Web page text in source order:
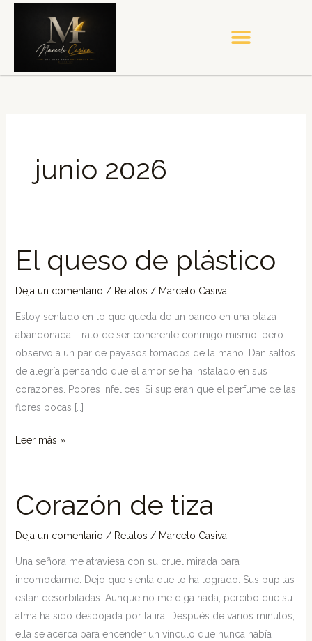
contenido
junio 2026
El queso de plástico
Deja un comentario / Relatos / Marcelo Casiva
Estoy sentado en lo que queda de un banco en una plaza
abandonada. Trato de ser coherente conmigo mismo, pero
observo a un par de payasos tomados de la mano. Dan saltos
de alegría pensando que el amor se ha instalado en sus
corazones. Pobres infelices. Si supieran que el perfume de las
flores pocas […]
El
queso
de
Leer más »
Corazón de tiza
Deja un comentario / Relatos / Marcelo Casiva
Una señora me atraviesa con su cruel mirada para
incomodarme. Dejo que sienta que lo ha logrado. Sus pupilas
están desorbitadas. Aunque no me diga nada, percibo que su
alma ha sido despojada por la ira. Después de varios minutos,
ella se acerca para encender un vínculo que nunca había
Corazón
de
tiza